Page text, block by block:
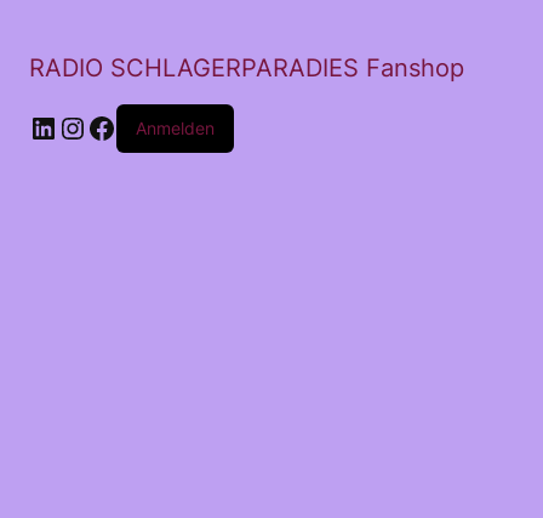
RADIO SCHLAGERPARADIES Fanshop
LinkedIn
Instagram
Facebook
Anmelden